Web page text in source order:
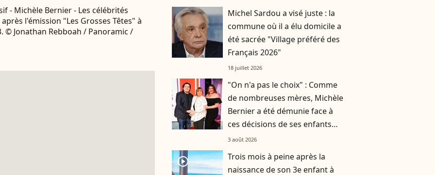
- Michèle Bernier - Les célébrités
l'émission "Les Grosses Têtes" à
© Jonathan Rebboah / Panoramic /
Michel Sardou a visé juste : la
commune où il a élu domicile a
été sacrée "Village préféré des
Français 2026"
18 juillet 2026
"On n'a pas le choix" : Comme
de nombreuses mères, Michèle
Bernier a été démunie face à
ces décisions de ses enfants
Charlotte et Enzo
3 août 2026
player2
Trois mois à peine après la
naissance de son 3e enfant à